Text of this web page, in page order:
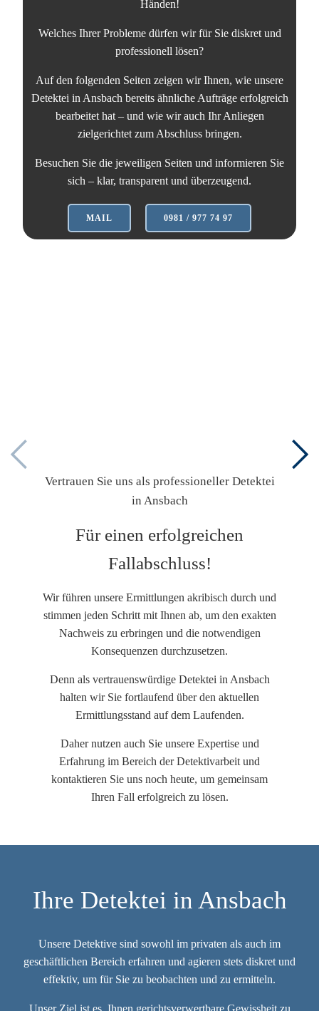
Händen!
Welches Ihrer Probleme dürfen wir für Sie diskret und
professionell lösen?
Auf den folgenden Seiten zeigen wir Ihnen, wie unsere
Detektei in Ansbach bereits ähnliche Aufträge erfolgreich
bearbeitet hat – und wie wir auch Ihr Anliegen
zielgerichtet zum Abschluss bringen.
Besuchen Sie die jeweiligen Seiten und informieren Sie
sich – klar, transparent und überzeugend.
MAIL 0981 / 977 74 97
Vertrauen Sie uns als professioneller Detektei
in Ansbach
Für einen erfolgreichen
Fallabschluss!
Wir führen unsere Ermittlungen akribisch durch und
stimmen jeden Schritt mit Ihnen ab, um den exakten
Nachweis zu erbringen und die notwendigen
Konsequenzen durchzusetzen.
Denn als vertrauenswürdige Detektei in Ansbach
halten wir Sie fortlaufend über den aktuellen
Ermittlungsstand auf dem Laufenden.
Daher nutzen auch Sie unsere Expertise und
Erfahrung im Bereich der Detektivarbeit und
kontaktieren Sie uns noch heute, um gemeinsam
Ihren Fall erfolgreich zu lösen.
Ihre Detektei in Ansbach
Unsere Detektive sind sowohl im privaten als auch im
geschäftlichen Bereich erfahren und agieren stets diskret und
effektiv, um für Sie zu beobachten und zu ermitteln.
Unser Ziel ist es, Ihnen gerichtsverwertbare Gewissheit zu